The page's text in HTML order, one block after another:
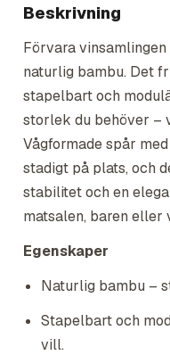
Beskrivning
Förvara
naturlig bambu. Det
stapelbart och
storlek du behöver –
Vågformade spår
stadigt på plats, och
stabilitet och en
matsalen, baren eller
Egenskaper
Naturlig bambu –
Stapelbart och
vill.